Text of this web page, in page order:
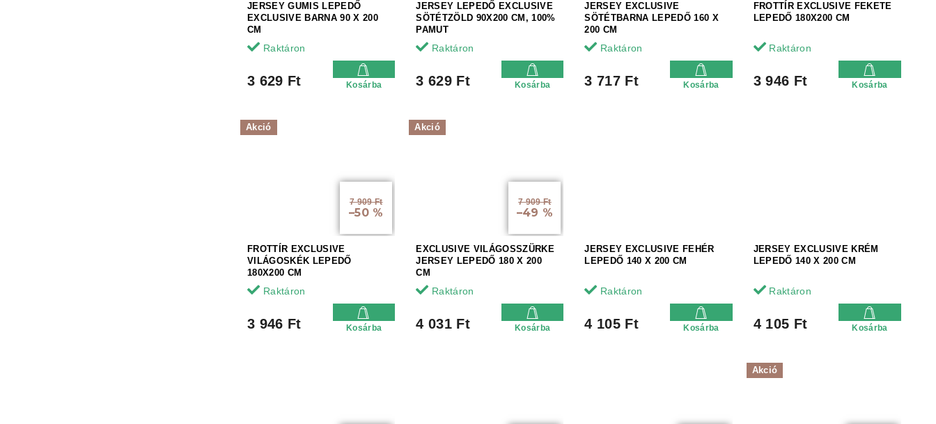
JERSEY GUMIS LEPEDŐ
EXCLUSIVE BARNA 90 X 200
CM
Raktáron
3 629 Ft Kosárba
JERSEY LEPEDŐ EXCLUSIVE
SÖTÉTZÖLD 90X200 CM, 100%
PAMUT
Raktáron
3 629 Ft Kosárba
JERSEY EXCLUSIVE
SÖTÉTBARNA LEPEDŐ 160 X
200 CM
Raktáron
3 717 Ft Kosárba
FROTTÍR EXCLUSIVE FEKETE
LEPEDŐ 180X200 CM
Raktáron
3 946 Ft Kosárba
Akció
7 909 Ft
–50 %
FROTTÍR EXCLUSIVE
VILÁGOSKÉK LEPEDŐ
180X200 CM
Raktáron
3 946 Ft Kosárba
Akció
7 909 Ft
–49 %
EXCLUSIVE VILÁGOSSZÜRKE
JERSEY LEPEDŐ 180 X 200
CM
Raktáron
4 031 Ft Kosárba
JERSEY EXCLUSIVE FEHÉR
LEPEDŐ 140 X 200 CM
Raktáron
4 105 Ft Kosárba
JERSEY EXCLUSIVE KRÉM
LEPEDŐ 140 X 200 CM
Raktáron
4 105 Ft Kosárba
Akció